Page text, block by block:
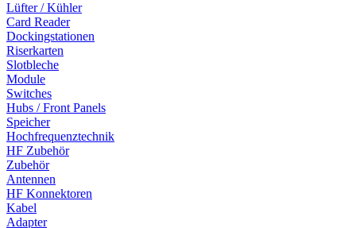
Lüfter / Kühler
Card Reader
Dockingstationen
Riserkarten
Slotbleche
Module
Switches
Hubs / Front Panels
Speicher
Hochfrequenztechnik
HF Zubehör
Zubehör
Antennen
HF Konnektoren
Kabel
Adapter